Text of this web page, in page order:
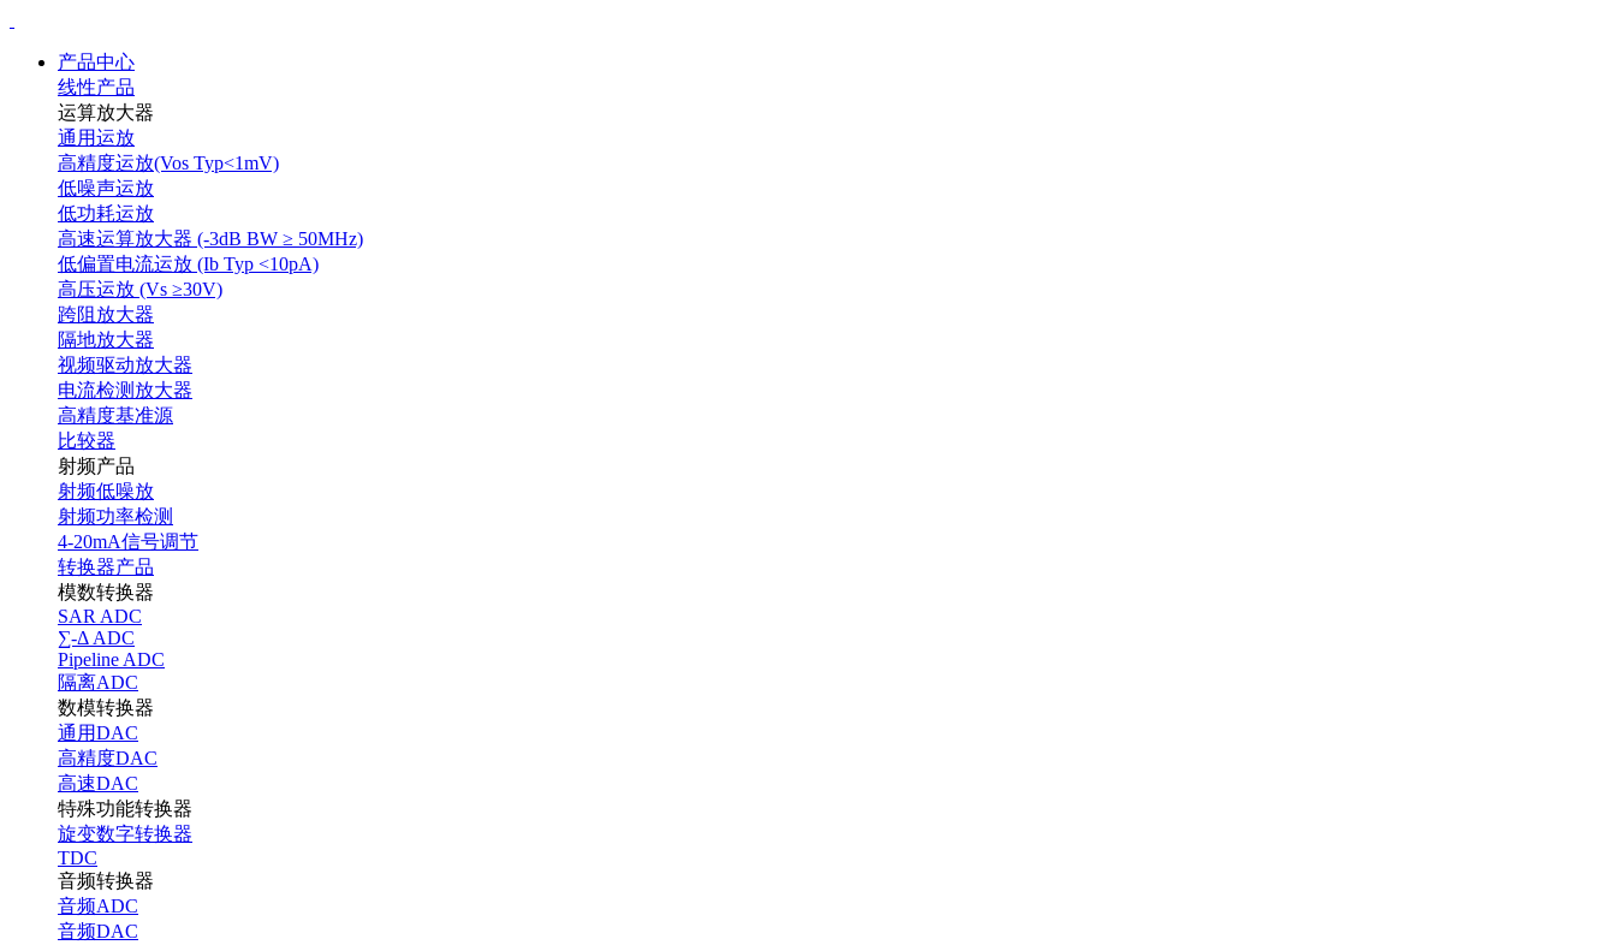
产品中心
线性产品
运算放大器
通用运放
高精度运放(Vos Typ<1mV)
低噪声运放
低功耗运放
高速运算放大器 (-3dB BW ≥ 50MHz)
低偏置电流运放 (Ib Typ <10pA)
高压运放 (Vs ≥30V)
跨阻放大器
隔地放大器
视频驱动放大器
电流检测放大器
高精度基准源
比较器
射频产品
射频低噪放
射频功率检测
4-20mA信号调节
转换器产品
模数转换器
SAR ADC
∑-Δ ADC
Pipeline ADC
隔离ADC
数模转换器
通用DAC
高精度DAC
高速DAC
特殊功能转换器
旋变数字转换器
TDC
音频转换器
音频ADC
音频DAC